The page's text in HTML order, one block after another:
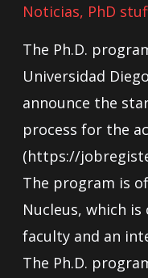
Noticias, PhD
The Ph.D.
Universidad
announce the
process for the
(https://
The program is
Nucleus, which
faculty and an
The Ph.D.